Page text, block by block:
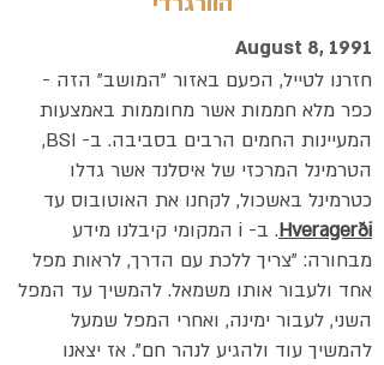
August 8, 1991
חזרנו לטייל, הפעם באזור "המושב" הזה -
כפר מלא חממות אשר מחוממות באמצעות
המעיינות החמים הרבים בסביבה. ב- BSI,
הטרמינל המרכזי של איסלנד אשר גדלו
כטרמינל באשכול, לקחנו את האוטובוס עד
Hveragerði
. ב- i המקומי קיבלנו מידע
מבחורה: "צריך ללכת עם הדרך, לראות מפל
אחד ולעבור אותו משמאל. להמשיך עד המפל
השני, לעבור ימינה, ואחרי המפל שמעל
להמשיך עוד ולהגיע לנהר חם". אז יצאנו